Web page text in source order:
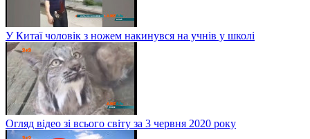
У Китаї чоловік з ножем накинувся на учнів у школі
Огляд відео зі всього світу за 3 червня 2020 року